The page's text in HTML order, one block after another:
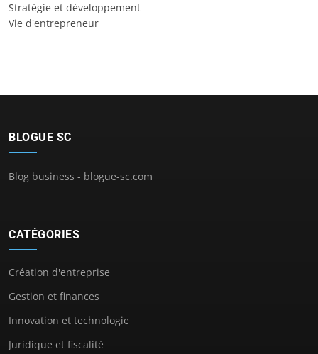
Stratégie et développement
Vie d'entrepreneur
BLOGUE SC
Blog business - blogue-sc.com
CATÉGORIES
Création d'entreprise
Gestion et finances
Innovation et technologie
Juridique et fiscalité